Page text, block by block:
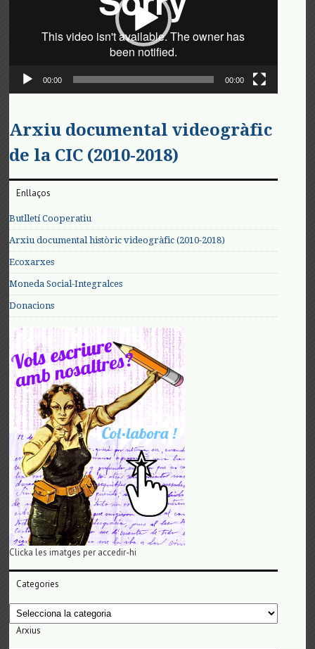
00:00 00:00
Arxiu documental videogràfic
de la CIC (2010-2018)
Enllaços
Butlletí Cooperatiu
Arxiu documental històric videogràfic (2010-2018)
Ecoxarxes
Moneda Social-Integralces
Donacions
Clicka les imatges per accedir-hi
Categories
Categories
Arxius